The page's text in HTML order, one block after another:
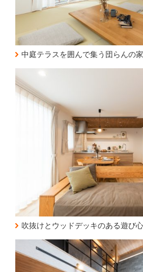
中庭テラスを囲んで集う団らんの家
吹抜けとウッドデッキのある遊び